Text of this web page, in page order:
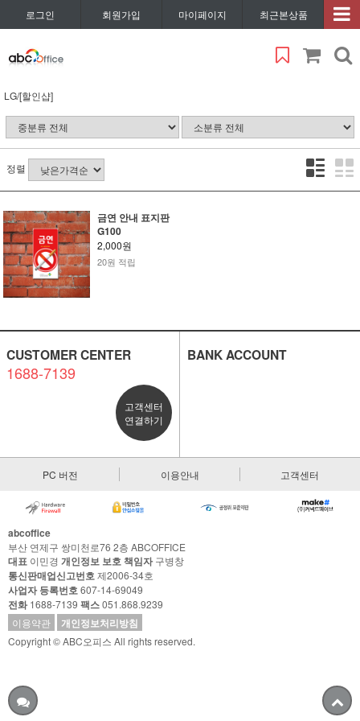
로그인 회원가입 마이페이지 최근본상품
LG/[할인샵]
정렬
금연 안내 표지판
G100
2,000원
20원 적립
CUSTOMER CENTER
1688-7139
고객센터
연결하기
BANK ACCOUNT
PC 버전 이용안내 고객센터
abcoffice
부산 연제구 쌍미천로76 2층 ABCOFFICE
대표 이민경 개인정보 보호 책임자구병창
통신판매업신고번호제2006-34호
사업자 등록번호607-14-69049
전화1688-7139 팩스051.868.9239
이용약관
개인정보처리방침
Copyright © ABC오피스 All rights reserved.